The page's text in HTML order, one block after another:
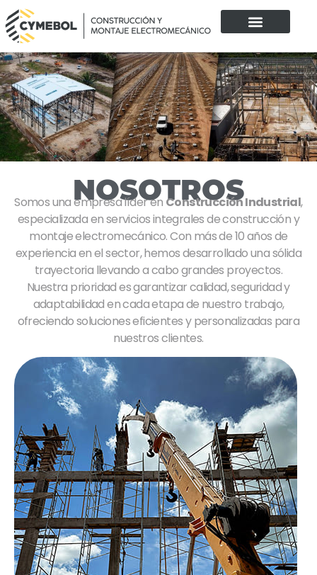
NOSOTROS
Somos una empresa líder en Construcción Industrial,
especializada en servicios integrales de construcción y
montaje electromecánico. Con más de 10 años de
experiencia en el sector, hemos desarrollado una sólida
trayectoria llevando a cabo grandes proyectos.
Nuestra prioridad es garantizar calidad, seguridad y
adaptabilidad en cada etapa de nuestro trabajo,
ofreciendo soluciones eficientes y personalizadas para
nuestros clientes.